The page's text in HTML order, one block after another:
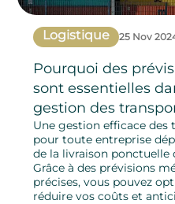
Logistique 25 Nov
Pourquoi des
sont essentielles
gestion des
Une gestion efficace des
pour toute entreprise
de la livraison ponctuelle
Grâce à des prévisions
précises, vous pouvez
réduire vos coûts et